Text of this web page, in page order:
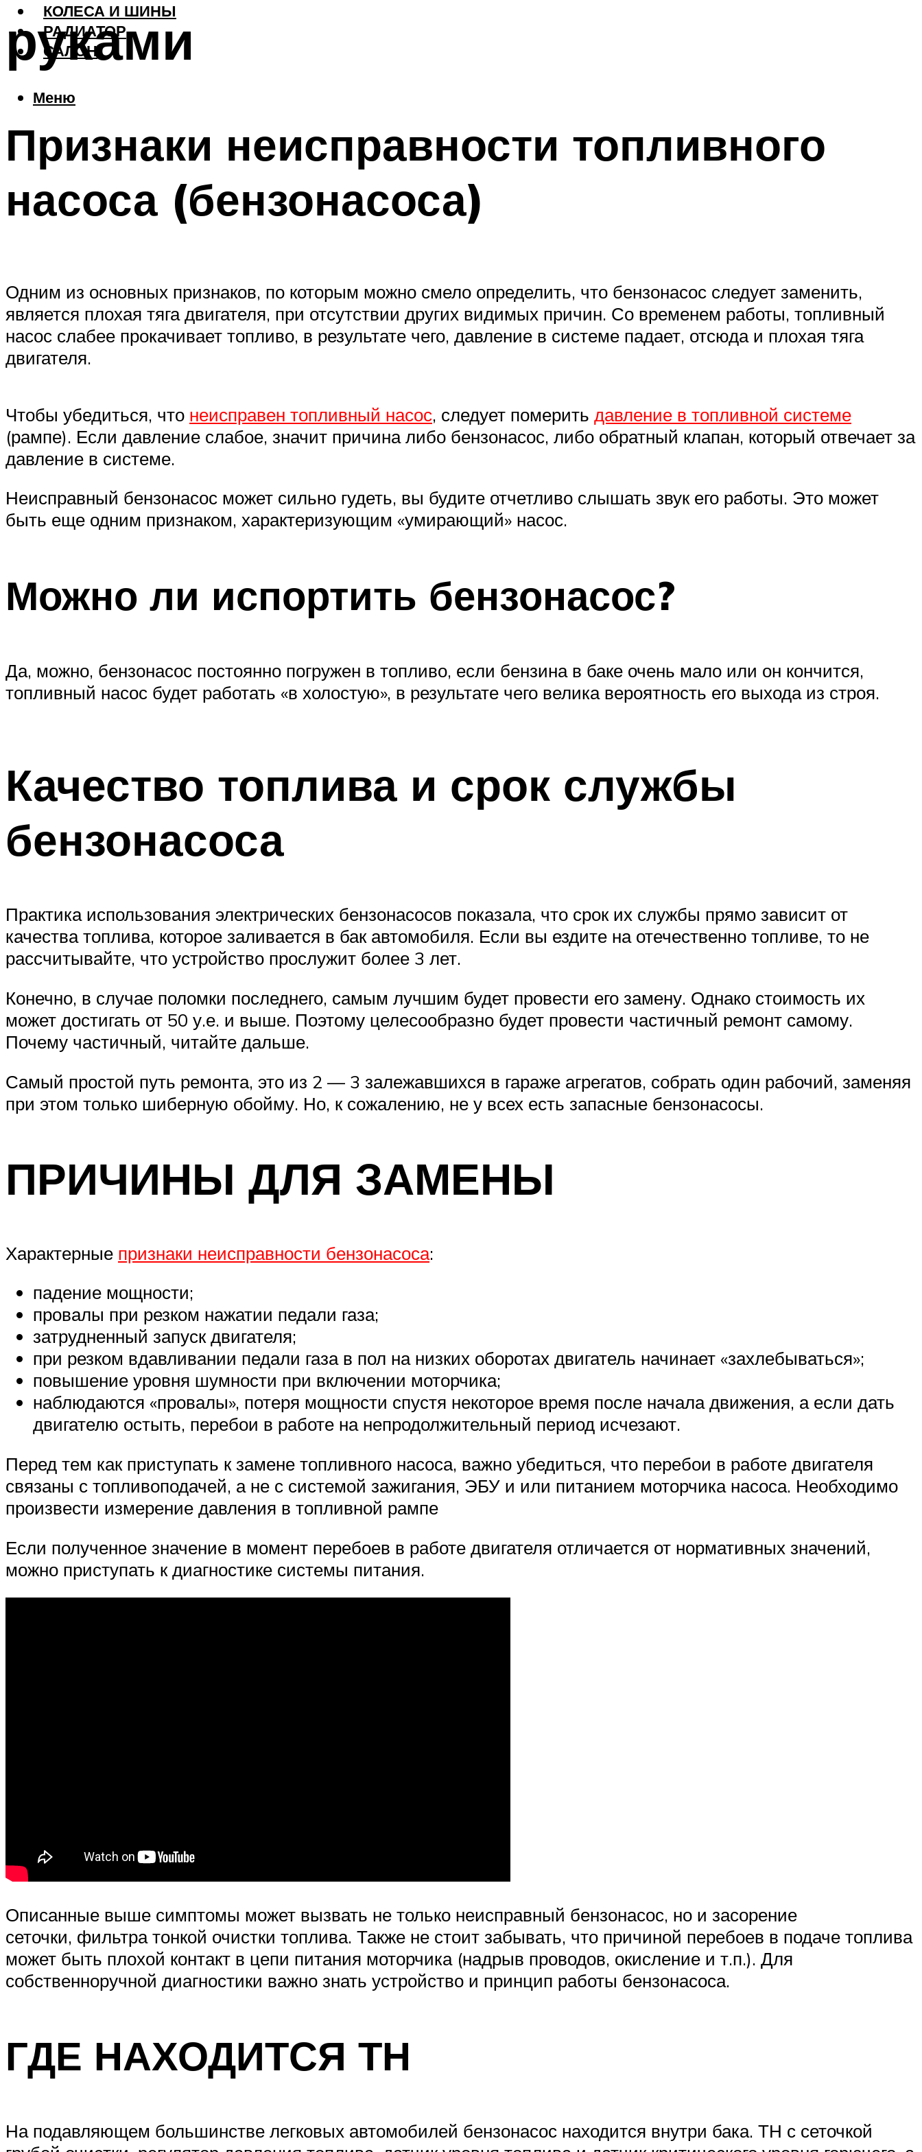
КОЛЕСА И ШИНЫ
РАДИАТОР
САЛОН
Меню
руками
Признаки неисправности топливного
насоса (бензонасоса)
Одним из основных признаков, по которым можно смело определить, что бензонасос следует заменить,
является плохая тяга двигателя, при отсутствии других видимых причин. Со временем работы, топливный
насос слабее прокачивает топливо, в результате чего, давление в системе падает, отсюда и плохая тяга
двигателя.
Чтобы убедиться, что неисправен топливный насос, следует померить давление в топливной системе
(рампе). Если давление слабое, значит причина либо бензонасос, либо обратный клапан, который отвечает за
давление в системе.
Неисправный бензонасос может сильно гудеть, вы будите отчетливо слышать звук его работы. Это может
быть еще одним признаком, характеризующим «умирающий» насос.
Можно ли испортить бензонасос?
Да, можно, бензонасос постоянно погружен в топливо, если бензина в баке очень мало или он кончится,
топливный насос будет работать «в холостую», в результате чего велика вероятность его выхода из строя.
Качество топлива и срок службы
бензонасоса
Практика использования электрических бензонасосов показала, что срок их службы прямо зависит от
качества топлива, которое заливается в бак автомобиля. Если вы ездите на отечественно топливе, то не
рассчитывайте, что устройство прослужит более 3 лет.
Конечно, в случае поломки последнего, самым лучшим будет провести его замену. Однако стоимость их
может достигать от 50 у.е. и выше. Поэтому целесообразно будет провести частичный ремонт самому.
Почему частичный, читайте дальше.
Самый простой путь ремонта, это из 2 — 3 залежавшихся в гараже агрегатов, собрать один рабочий, заменяя
при этом только шиберную обойму. Но, к сожалению, не у всех есть запасные бензонасосы.
ПРИЧИНЫ ДЛЯ ЗАМЕНЫ
Характерные признаки неисправности бензонасоса:
падение мощности;
провалы при резком нажатии педали газа;
затрудненный запуск двигателя;
при резком вдавливании педали газа в пол на низких оборотах двигатель начинает «захлебываться»;
повышение уровня шумности при включении моторчика;
наблюдаются «провалы», потеря мощности спустя некоторое время после начала движения, а если дать
двигателю остыть, перебои в работе на непродолжительный период исчезают.
Перед тем как приступать к замене топливного насоса, важно убедиться, что перебои в работе двигателя
связаны с топливоподачей, а не с системой зажигания, ЭБУ и или питанием моторчика насоса. Необходимо
произвести измерение давления в топливной рампе
Если полученное значение в момент перебоев в работе двигателя отличается от нормативных значений,
можно приступать к диагностике системы питания.
Описанные выше симптомы может вызвать не только неисправный бензонасос, но и засорение
сеточки, фильтра тонкой очистки топлива. Также не стоит забывать, что причиной перебоев в подаче топлива
может быть плохой контакт в цепи питания моторчика (надрыв проводов, окисление и т.п.). Для
собственноручной диагностики важно знать устройство и принцип работы бензонасоса.
ГДЕ НАХОДИТСЯ ТН
На подавляющем большинстве легковых автомобилей бензонасос находится внутри бака. ТН с сеточкой